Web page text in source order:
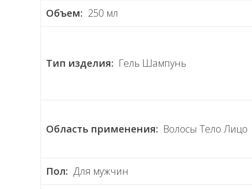
Объем: 250 мл
Тип изделия: Гель Шампунь
Область применения: Волосы Тело Лицо
Пол: Для мужчин